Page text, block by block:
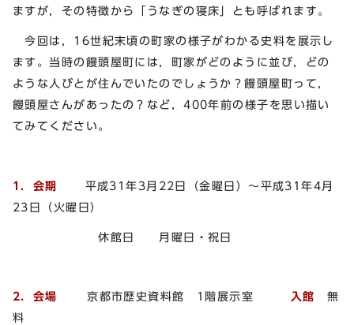
ますが，その特徴から「うなぎの寝床」とも呼ばれます。
今回は，16世紀末頃の町家の様子がわかる史料を展示し
ます。当時の饅頭屋町には，町家がどのように並び，どの
ような人びとが住んでいたのでしょうか？饅頭屋町って，
饅頭屋さんがあったの？など，400年前の様子を思い描い
てみてください。
1．会期
平成31年3月22日（金曜日）～平成31年4月
23日（火曜日）
休館日 月曜日・祝日
2．会場 京都市歴史資料館 1階展示室 入館 無
料